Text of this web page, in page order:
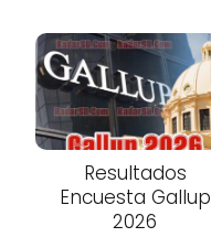
Resultados
Encuesta Gallup
2026